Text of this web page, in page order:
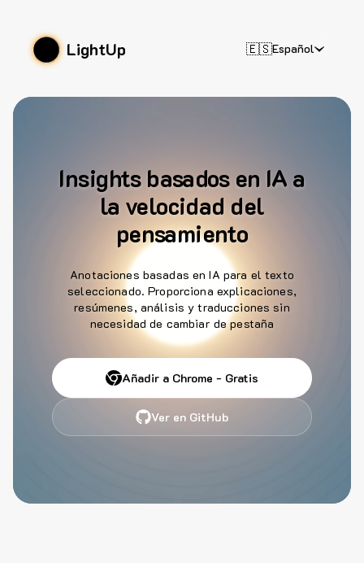
LightUp 🇪🇸Español
Insights basados en IA a
la velocidad del
pensamiento
Anotaciones basadas en IA para el texto
seleccionado. Proporciona explicaciones,
resúmenes, análisis y traducciones sin
necesidad de cambiar de pestaña
Añadir a Chrome - Gratis
Ver en GitHub